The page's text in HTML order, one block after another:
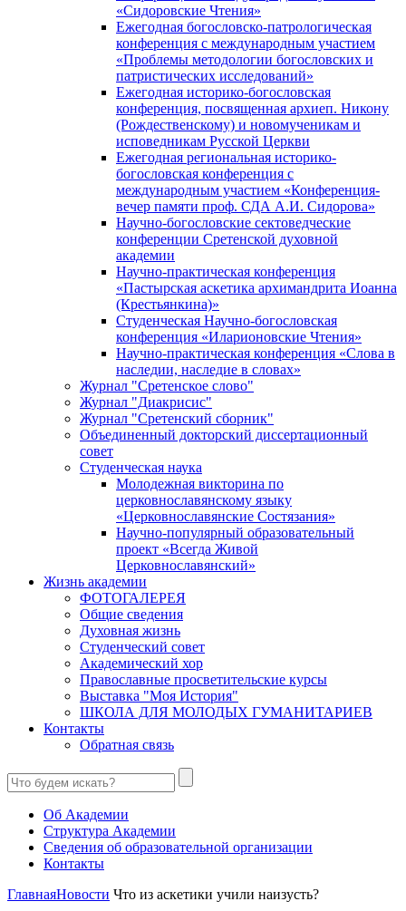
«Сидоровские Чтения»
Ежегодная богословско-патрологическая
конференция с международным участием
«Проблемы методологии богословских и
патристических исследований»
Ежегодная историко-богословская
конференция, посвященная архиеп. Никону
(Рождественскому) и новомученикам и
исповедникам Русской Церкви
Ежегодная региональная историко-
богословская конференция с
международным участием «Конференция-
вечер памяти проф. СДА А.И. Сидорова»
Научно-богословские сектоведческие
конференции Сретенской духовной
академии
Научно-практическая конференция
«Пастырская аскетика архимандрита Иоанна
(Крестьянкина)»
Студенческая Научно-богословская
конференция «Иларионовские Чтения»
Научно-практическая конференция «Cлова в
наследии, наследие в словах»
Журнал "Сретенское слово"
Журнал "Диакрисис"
Журнал "Сретенский сборник"
Объединенный докторский диссертационный
совет
Студенческая наука
Молодежная викторина по
церковнославянскому языку
«Церковнославянские Состязания»
Научно-популярный образовательный
проект «Всегда Живой
Церковнославянский»
Жизнь академии
ФОТОГАЛЕРЕЯ
Общие сведения
Духовная жизнь
Студенческий совет
Академический хор
Православные просветительские курсы
Выставка "Моя История"
ШКОЛА ДЛЯ МОЛОДЫХ ГУМАНИТАРИЕВ
Контакты
Обратная связь
Об Академии
Структура Академии
Сведения об образовательной организации
Контакты
ГлавнаяНовости Что из аскетики учили наизусть?